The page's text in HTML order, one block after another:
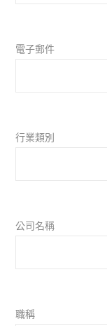
電子郵件
行業類別
公司名稱
職稱